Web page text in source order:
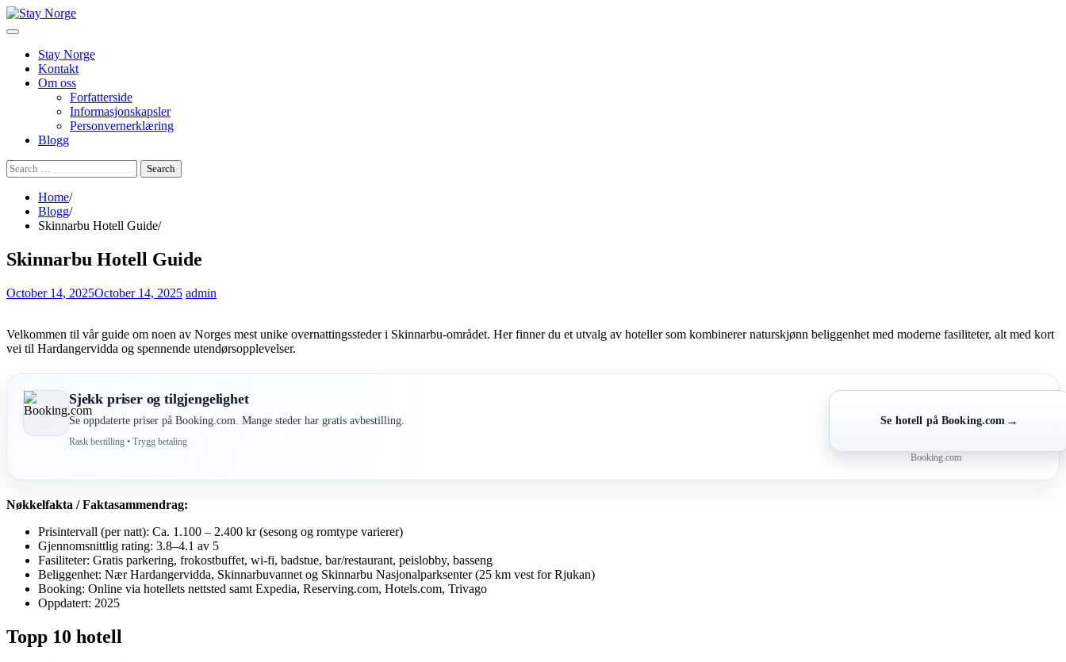
Skip
to
Stay Norge
Kontakt
Om oss
Forfatterside
Informasjonskapsler
Personvernerklæring
Blogg
Search
for:
Home
Blogg
Skinnarbu Hotell Guide
Skinnarbu Hotell Guide
October 14, 2025October 14, 2025 admin
Velkommen til vår guide om noen av Norges mest unike overnattingssteder i Skinnarbu-området. Her finner du et utvalg av hoteller som kombinerer naturskjønn beliggenhet med moderne fasiliteter, alt med kort
vei til Hardangervidda og spennende utendørsopplevelser.
Sjekk priser og tilgjengelighet
Se oppdaterte priser på Booking.com. Mange steder har gratis avbestilling.
Rask bestilling • Trygg betaling
Se hotell på Booking.com →
Booking.com
Nøkkelfakta / Faktasammendrag:
Prisintervall (per natt): Ca. 1.100 – 2.400 kr (sesong og romtype varierer)
Gjennomsnittlig rating: 3.8–4.1 av 5
Fasiliteter: Gratis parkering, frokostbuffet, wi-fi, badstue, bar/restaurant, peislobby, basseng
Beliggenhet: Nær Hardangervidda, Skinnarbuvannet og Skinnarbu Nasjonalparksenter (25 km vest for Rjukan)
Booking: Online via hotellets nettsted samt Expedia, Reserving.com, Hotels.com, Trivago
Oppdatert: 2025
Topp 10 hotell